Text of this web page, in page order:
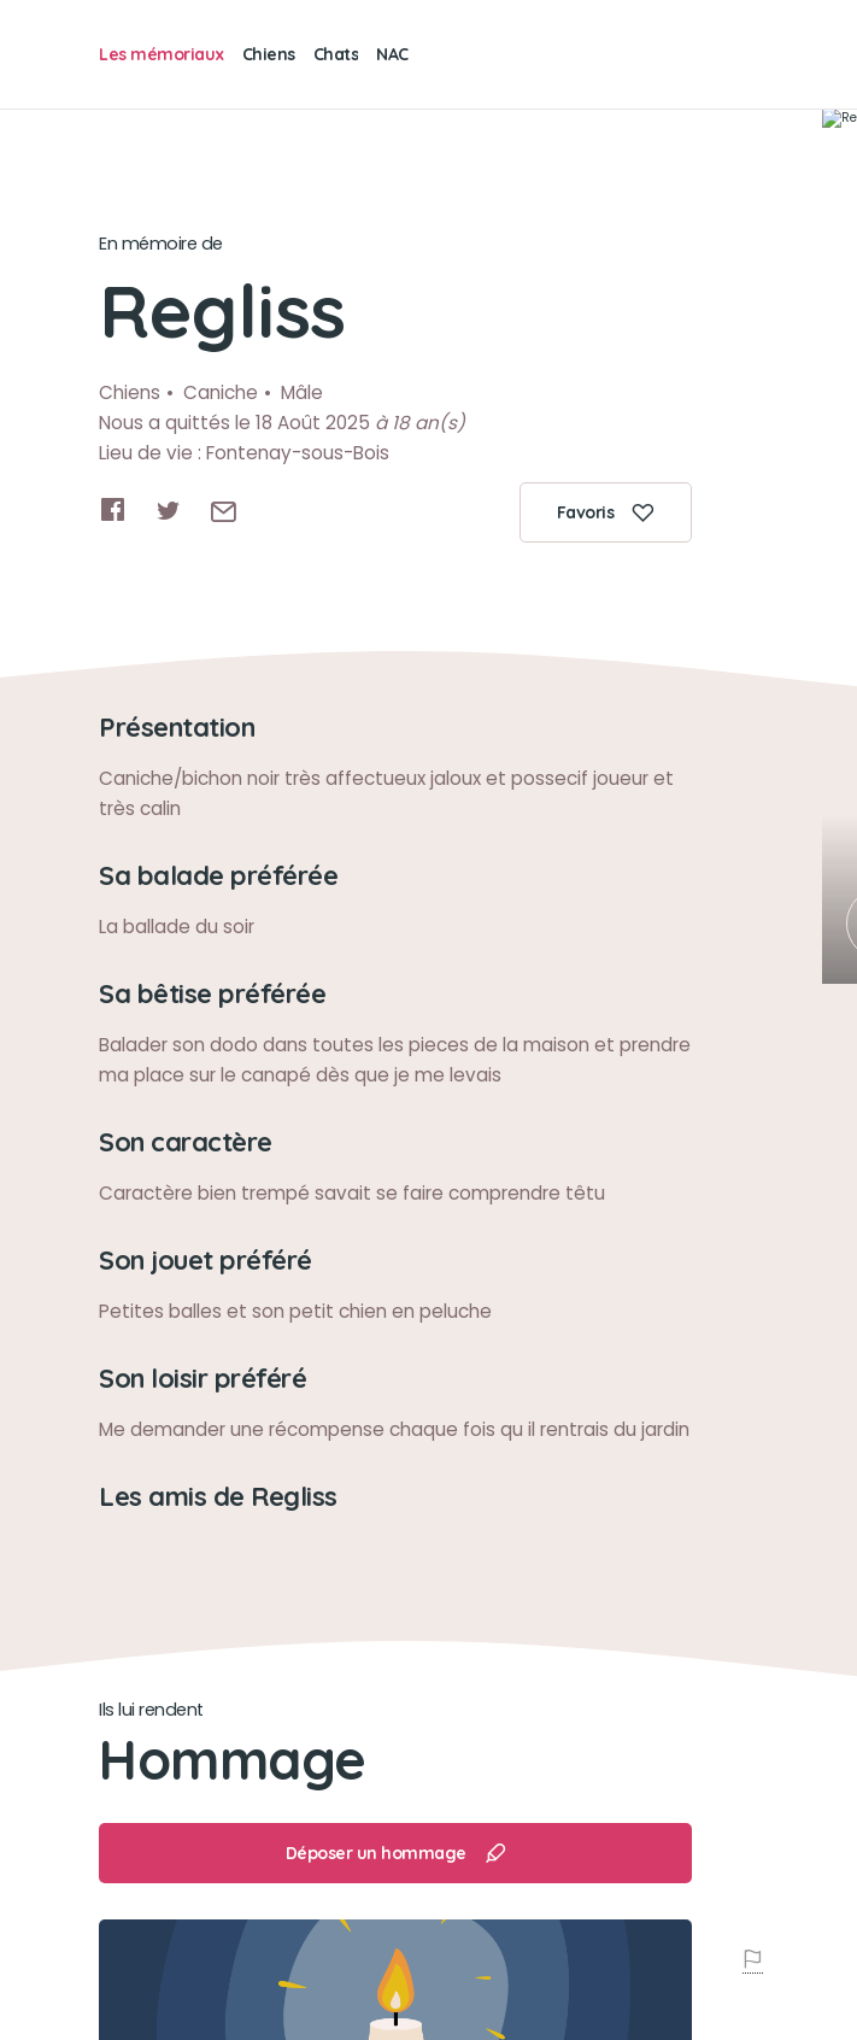
Les mémoriaux Chiens Chats NAC
En mémoire de
Regliss
Chiens Caniche
Mâle
Nous a quittés le 18 Août 2025 à 18 an(s)
Lieu de vie : Fontenay-sous-Bois
Favoris
Présentation
Caniche/bichon noir très affectueux jaloux et possecif joueur et
très calin
Sa balade préférée
La ballade du soir
Sa bêtise préférée
Balader son dodo dans toutes les pieces de la maison et prendre
ma place sur le canapé dès que je me levais
Son caractère
Caractère bien trempé savait se faire comprendre têtu
Son jouet préféré
Petites balles et son petit chien en peluche
Son loisir préféré
Me demander une récompense chaque fois qu il rentrais du jardin
Les amis de Regliss
Ils lui rendent
Hommage
Déposer un hommage